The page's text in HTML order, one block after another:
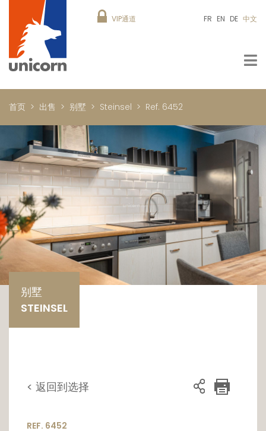
VIP通道 FR EN DE 中文
首页 出售 别墅 Steinsel Ref. 6452
别墅
STEINSEL
< 返回到选择
REF. 6452